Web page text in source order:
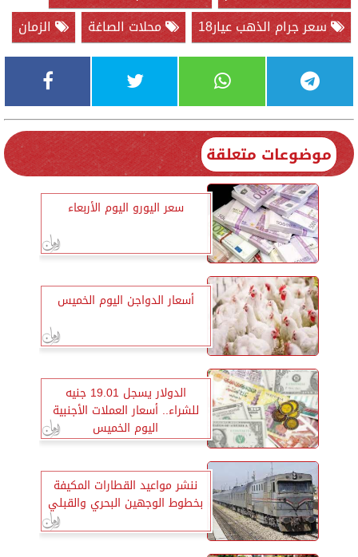
سعر جرام الذهب عيار18
محلات الصاغة الزمان
موضوعات متعلقة
سعر اليورو اليوم الأربعاء
أسعار الدواجن اليوم الخميس
الدولار يسجل 19.01 جنيه
للشراء.. أسعار العملات الأجنبية
اليوم الخميس
ننشر مواعيد القطارات المكيفة
بخطوط الوجهين البحري والقبلي